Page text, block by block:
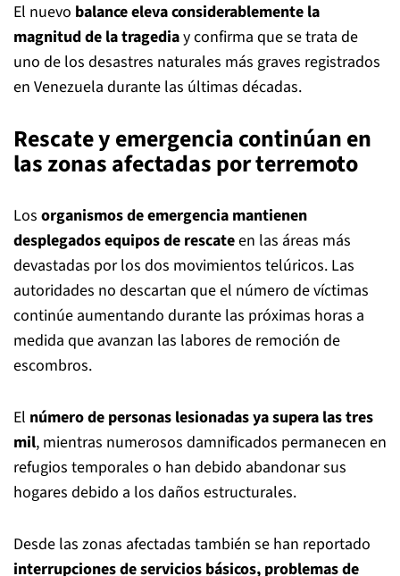
El nuevo balance eleva considerablemente la
magnitud de la tragediay confirma que se trata de
uno de los desastres naturales más graves registrados
en Venezuela durante las últimas décadas.
Rescate y emergencia continúan en
las zonas afectadas por terremoto
Los organismos de emergencia mantienen
desplegados equipos de rescateen las áreas más
devastadas por los dos movimientos telúricos. Las
autoridades no descartan que el número de víctimas
continúe aumentando durante las próximas horas a
medida que avanzan las labores de remoción de
escombros.
El número de personas lesionadas ya supera las tres
mil, mientras numerosos damnificados permanecen en
refugios temporales o han debido abandonar sus
hogares debido a los daños estructurales.
Desde las zonas afectadas también se han reportado
interrupciones de servicios básicos, problemas de